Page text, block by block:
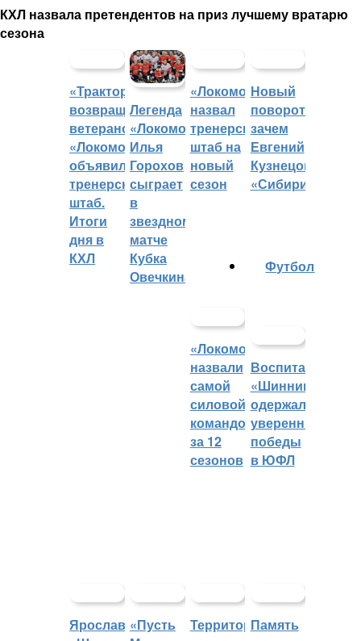
КХЛ назвала претендентов на приз лучшему вратарю
сезона
«Трактор»
возвращает
ветеранов,
«Локомотив»
объявил
тренерский
штаб.
Итоги
дня в
КХЛ
Легенда
«Локомотива»
Илья
Горохов
сыграет
в
звездном
матче
Кубка
Овечкина
«Локомотив»
назвал
тренерский
штаб на
новый
сезон
Новый
поворот:
зачем
Евгений
Кузнецов
«Сибири»?
«Локомотив»
назвали
самой
силовой
командой
за 12
сезонов
Футбол
Воспитанники
«Шинника»
одержали
уверенные
победы
в ЮФЛ
Ярославский
«Пусть
ТерриториейПамять